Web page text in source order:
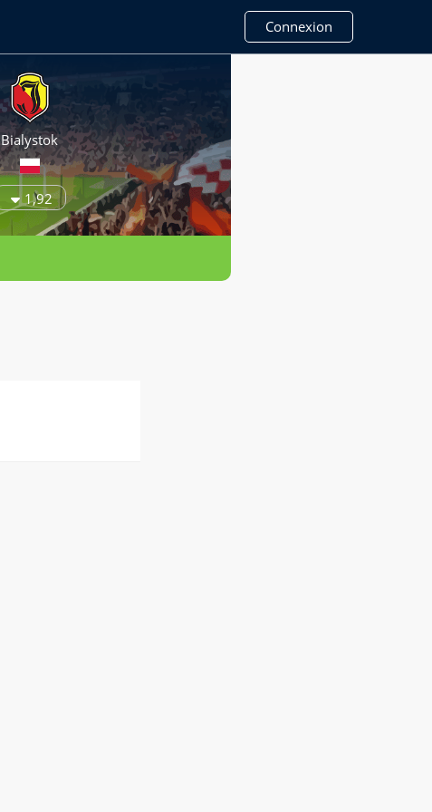
Connexion
Bialystok
1,92